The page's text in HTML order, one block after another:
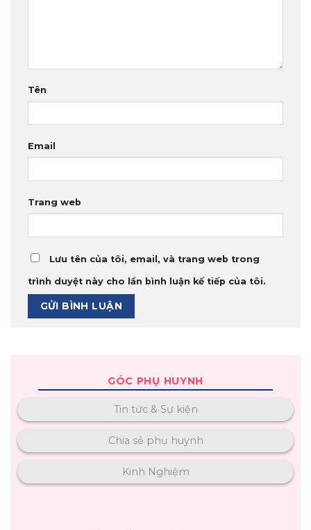
Tên
Email
Trang web
Lưu tên của tôi, email, và trang web trong
trình duyệt này cho lần bình luận kế tiếp của tôi.
GÓC PHỤ HUYNH
Tin tức & Sự kiện
Chia sẻ phụ huynh
Kinh Nghiệm